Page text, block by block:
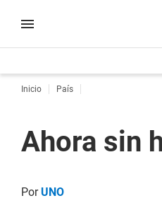
Inicio País
Ahora sin
PorUNO